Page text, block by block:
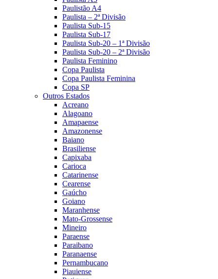
Paulistão A4
Paulista – 2ª Divisão
Paulista Sub-15
Paulista Sub-17
Paulista Sub-20 – 1ª Divisão
Paulista Sub-20 – 2ª Divisão
Paulista Feminino
Copa Paulista
Copa Paulista Feminina
Copa SP
Outros Estados
Acreano
Alagoano
Amapaense
Amazonense
Baiano
Brasiliense
Capixaba
Carioca
Catarinense
Cearense
Gaúcho
Goiano
Maranhense
Mato-Grossense
Mineiro
Paraense
Paraibano
Paranaense
Pernambucano
Piauiense